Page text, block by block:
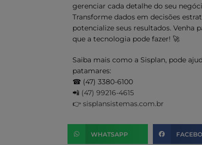
gerenciar cada detalhe do seu
Transforme dados em decisões
potencialize seus resultados. Venha
que a tecnologia pode fazer! 🚀
Saiba mais como a Sisplan, pode
patamares:
☎ (47) 3380-6100
📲 (47) 99216-4615
👉 sisplansistemas.com.br
WHATSAPP